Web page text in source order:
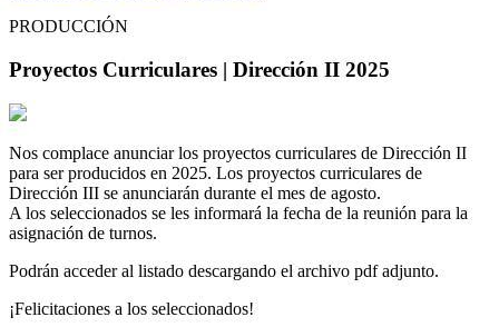
PRODUCCIÓN
Proyectos Curriculares | Dirección II 2025
Nos complace anunciar los proyectos curriculares de Dirección II
para ser producidos en 2025. Los proyectos curriculares de
Dirección III se anunciarán durante el mes de agosto.
A los seleccionados se les informará la fecha de la reunión para la
asignación de turnos.
Podrán acceder al listado descargando el archivo pdf adjunto.
¡Felicitaciones a los seleccionados!